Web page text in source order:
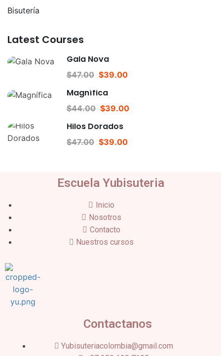
Bisutería
Latest Courses
Gala Nova
$47.00 $39.00
Magnífica
$44.00 $39.00
Hilos Dorados
$47.00 $39.00
Escuela Yubisuteria
Inicio
Nosotros
Contacto
Nuestros cursos
Contactanos
Yubisuteriacolombia@gmail.com